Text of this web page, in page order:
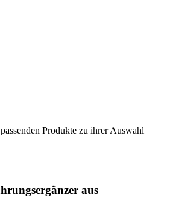
Produkte zu ihrer Auswahl
aus